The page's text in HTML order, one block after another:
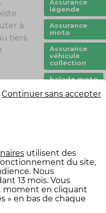
à
tiers
ce
votre
le
Assurance
légende
Assurance
moto
Assurance
véhicule
collection
balade moto
carte grise
route
conduite
constat
utilisent des
du site,
Nous
13 mois. Vous
moment en cliquant
» en bas de chaque
Continuer sans accepter